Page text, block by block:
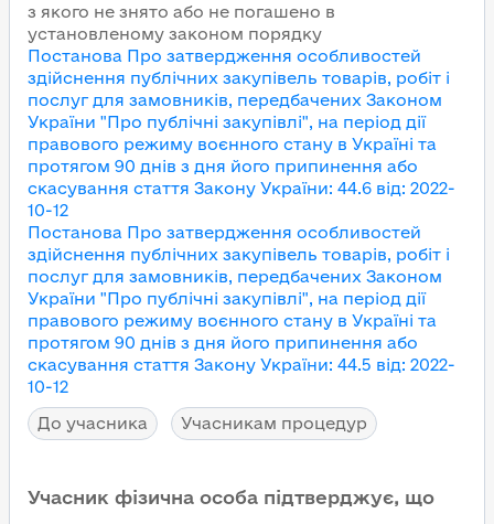
з якого не знято або не погашено в
установленому законом порядку
Постанова Про затвердження особливостей
здійснення публічних закупівель товарів, робіт і
послуг для замовників, передбачених Законом
України "Про публічні закупівлі", на період дії
правового режиму воєнного стану в Україні та
протягом 90 днів з дня його припинення або
скасування стаття Закону України: 44.6 від: 2022-
10-12
Постанова Про затвердження особливостей
здійснення публічних закупівель товарів, робіт і
послуг для замовників, передбачених Законом
України "Про публічні закупівлі", на період дії
правового режиму воєнного стану в Україні та
протягом 90 днів з дня його припинення або
скасування стаття Закону України: 44.5 від: 2022-
10-12
До учасника
Учасникам процедур
Учасник фізична особа підтверджує, що